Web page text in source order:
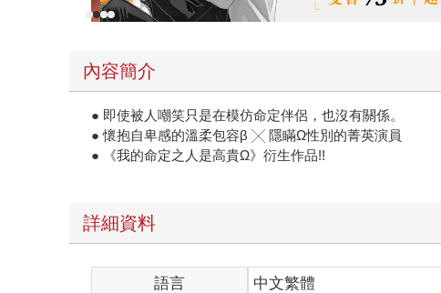
內容簡介
● 即使被人嘲笑只是在模仿命定伴侶，也沒有關係。
● 懷抱自卑感的溫柔包容β ╳ 隱瞞Ω性別的菁英演員
● 《我的命定之人是高貴Ω》衍生作品!!
詳細資料
語言 中文繁體